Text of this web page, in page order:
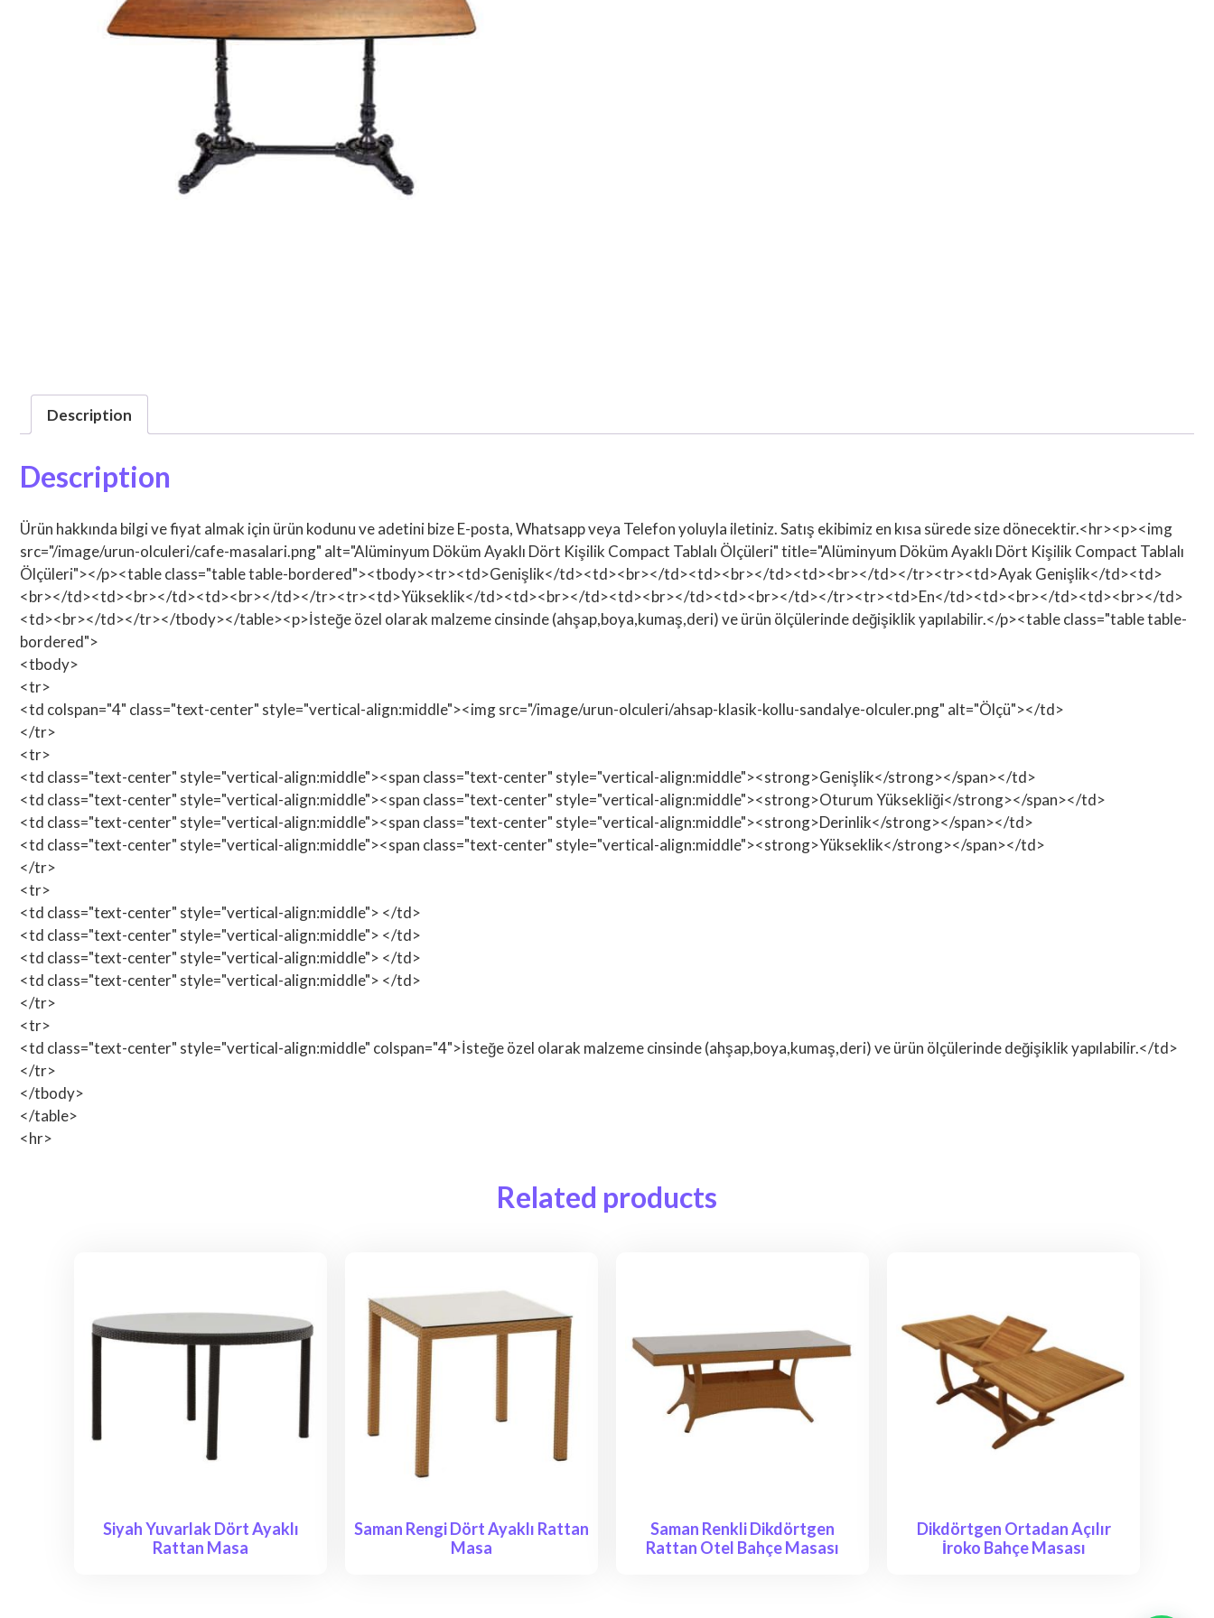
Description
Description
Ürün hakkında bilgi ve fiyat almak için ürün kodunu ve adetini bize E-posta, Whatsapp veya Telefon yoluyla iletiniz. Satış ekibimiz en kısa sürede size dönecektir.<hr><p><img
src="/image/urun-olculeri/cafe-masalari.png" alt="Alüminyum Döküm Ayaklı Dört Kişilik Compact Tablalı Ölçüleri" title="Alüminyum Döküm Ayaklı Dört Kişilik Compact Tablalı
Ölçüleri"></p><table class="table table-bordered"><tbody><tr><td>Genişlik</td><td><br></td><td><br></td><td><br></td></tr><tr><td>Ayak Genişlik</td><td>
<br></td><td><br></td><td><br></td></tr><tr><td>Yükseklik</td><td><br></td><td><br></td><td><br></td></tr><tr><td>En</td><td><br></td><td><br></td>
<td><br></td></tr></tbody></table><p>İsteğe özel olarak malzeme cinsinde (ahşap,boya,kumaş,deri) ve ürün ölçülerinde değişiklik yapılabilir.</p><table class="table table-
bordered">
<tbody>
<tr>
<td colspan="4" class="text-center" style="vertical-align:middle"><img src="/image/urun-olculeri/ahsap-klasik-kollu-sandalye-olculer.png" alt="Ölçü"></td>
</tr>
<tr>
<td class="text-center" style="vertical-align:middle"><span class="text-center" style="vertical-align:middle"><strong>Genişlik</strong></span></td>
<td class="text-center" style="vertical-align:middle"><span class="text-center" style="vertical-align:middle"><strong>Oturum Yüksekliği</strong></span></td>
<td class="text-center" style="vertical-align:middle"><span class="text-center" style="vertical-align:middle"><strong>Derinlik</strong></span></td>
<td class="text-center" style="vertical-align:middle"><span class="text-center" style="vertical-align:middle"><strong>Yükseklik</strong></span></td>
</tr>
<tr>
<td class="text-center" style="vertical-align:middle"> </td>
<td class="text-center" style="vertical-align:middle"> </td>
<td class="text-center" style="vertical-align:middle"> </td>
<td class="text-center" style="vertical-align:middle"> </td>
</tr>
<tr>
<td class="text-center" style="vertical-align:middle" colspan="4">İsteğe özel olarak malzeme cinsinde (ahşap,boya,kumaş,deri) ve ürün ölçülerinde değişiklik yapılabilir.</td>
</tr>
</tbody>
</table>
<hr>
Related products
Siyah Yuvarlak Dört Ayaklı
Rattan Masa
Saman Rengi Dört Ayaklı Rattan
Masa
Saman Renkli Dikdörtgen
Rattan Otel Bahçe Masası
Dikdörtgen Ortadan Açılır
İroko Bahçe Masası